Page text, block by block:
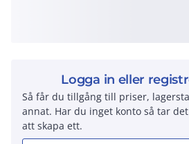
Logga in eller
Så får du tillgång till priser,
annat. Har du inget konto så tar
att skapa ett.